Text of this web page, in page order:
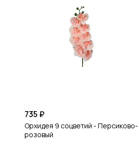
735 ₽
Орхидея 9 соцветий - Персиково-
розовый